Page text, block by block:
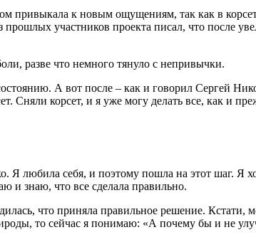
привыкала к новым ощущениям, так как в
участников проекта писал, что после
разве что немного тянуло с непривычки.
А вот после – как и говорил Сергей
Сняли корсет, и я уже могу делать все, как и
любила себя, и поэтому пошла на этот шаг. Я
и знаю, что все сделала правильно.
что приняла правильное решение. Кстати,
то сейчас я понимаю: «А почему бы и не